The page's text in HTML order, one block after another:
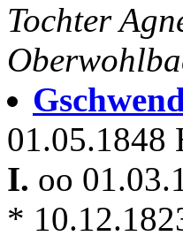
Tochter
01.05.1848
I. oo
*